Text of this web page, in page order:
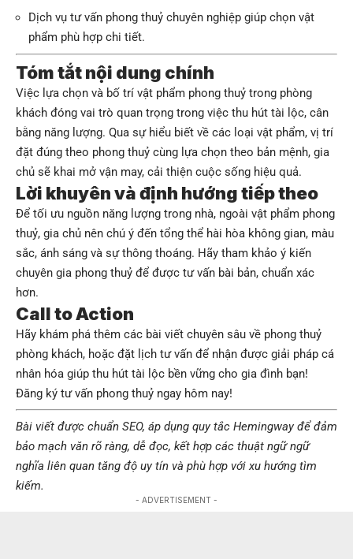
Dịch vụ tư vấn phong thuỷ chuyên nghiệp giúp chọn vật
phẩm phù hợp chi tiết.
Tóm tắt nội dung chính
Việc lựa chọn và bố trí vật phẩm phong thuỷ trong phòng
khách đóng vai trò quan trọng trong việc thu hút tài lộc, cân
bằng năng lượng. Qua sự hiểu biết về các loại vật phẩm, vị trí
đặt đúng theo phong thuỷ cùng lựa chọn theo bản mệnh, gia
chủ sẽ khai mở vận may, cải thiện cuộc sống hiệu quả.
Lời khuyên và định hướng tiếp theo
Để tối ưu nguồn năng lượng trong nhà, ngoài vật phẩm phong
thuỷ, gia chủ nên chú ý đến tổng thể hài hòa không gian, màu
sắc, ánh sáng và sự thông thoáng. Hãy tham khảo ý kiến
chuyên gia phong thuỷ để được tư vấn bài bản, chuẩn xác
hơn.
Call to Action
Hãy khám phá thêm các bài viết chuyên sâu về phong thuỷ
phòng khách, hoặc đặt lịch tư vấn để nhận được giải pháp cá
nhân hóa giúp thu hút tài lộc bền vững cho gia đình bạn!
Đăng ký tư vấn phong thuỷ ngay hôm nay!
Bài viết được chuẩn SEO, áp dụng quy tắc Hemingway để đảm
bảo mạch văn rõ ràng, dễ đọc, kết hợp các thuật ngữ ngữ
nghĩa liên quan tăng độ uy tín và phù hợp với xu hướng tìm
kiếm.
- ADVERTISEMENT -